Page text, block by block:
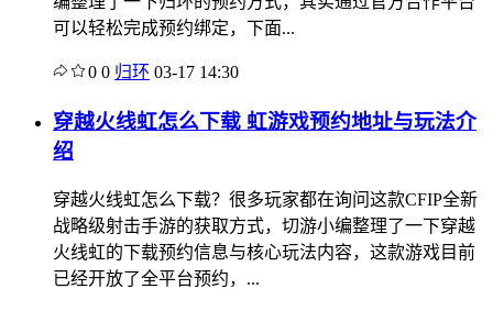
可以轻松完成预约绑定，下面...
0 0 归环 03-17 14:30
穿越火线虹怎么下载 虹游戏预约地址与玩法介
绍
穿越火线虹怎么下载？很多玩家都在询问这款CFIP全新
战略级射击手游的获取方式，切游小编整理了一下穿越
火线虹的下载预约信息与核心玩法内容，这款游戏目前
已经开放了全平台预约，...